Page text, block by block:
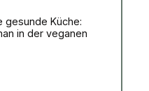
gesunde Küche:
in der veganen